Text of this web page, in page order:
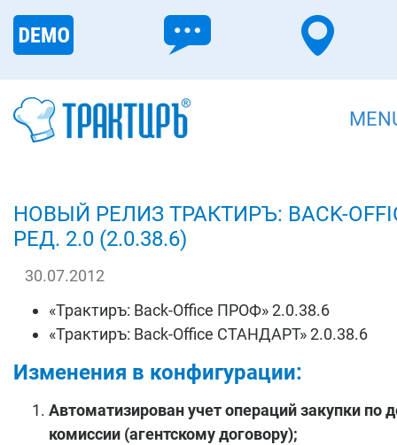
НОВЫЙ РЕЛИЗ ТРАКТИРЪ: BACK-
РЕД. 2.0 (2.0.38.6)
30.07.2012
«Трактиръ: Back-Office ПРОФ» 2.0.38.6
«Трактиръ: Back-Office СТАНДАРТ» 2.0.38.6
Изменения в конфигурации:
Автоматизирован учет операций закупки по
комиссии (агентскому договору);